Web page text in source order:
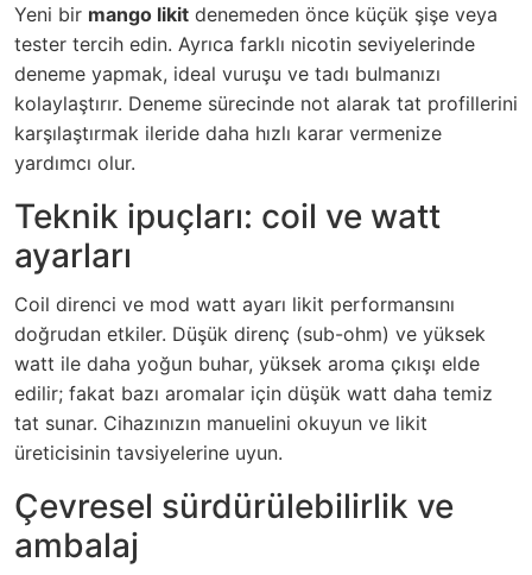
Yeni bir mango likit denemeden önce küçük şişe veya
tester tercih edin. Ayrıca farklı nicotin seviyelerinde
deneme yapmak, ideal vuruşu ve tadı bulmanızı
kolaylaştırır. Deneme sürecinde not alarak tat profillerini
karşılaştırmak ileride daha hızlı karar vermenize
yardımcı olur.
Teknik ipuçları: coil ve watt
ayarları
Coil direnci ve mod watt ayarı likit performansını
doğrudan etkiler. Düşük direnç (sub-ohm) ve yüksek
watt ile daha yoğun buhar, yüksek aroma çıkışı elde
edilir; fakat bazı aromalar için düşük watt daha temiz
tat sunar. Cihazınızın manuelini okuyun ve likit
üreticisinin tavsiyelerine uyun.
Çevresel sürdürülebilirlik ve
ambalaj